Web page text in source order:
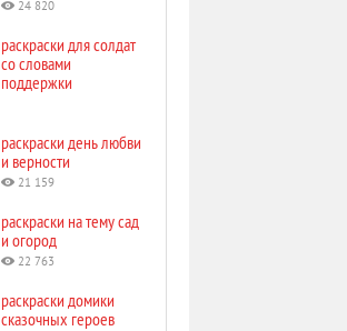
24 820
раскраски для солдат
со словами
поддержки
раскраски день любви
и верности
21 159
раскраски на тему сад
и огород
22 763
раскраски домики
сказочных героев